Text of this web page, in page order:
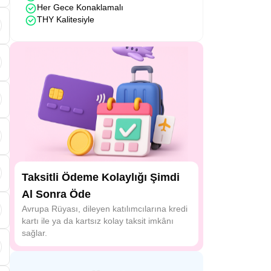
Her Gece Konaklamalı
THY Kalitesiyle
Taksitli Ödeme Kolaylığı Şimdi
Al Sonra Öde
Avrupa Rüyası, dileyen katılımcılarına kredi
kartı ile ya da kartsız kolay taksit imkânı
sağlar.